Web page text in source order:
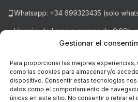
Gestionar el
Para proporcionar las mejores
como las cookies para almacenar y/o
dispositivo. Consentir estas tecnologías
datos como el comportamiento de
únicas en este sitio. No consentir o retirar el
Whatsapp: +34 699323435 (solo
Horario: de lunes a viernes de 9:00h.
20:30h . Sábados de 9:00h a 14:00h.
NOTICIAS RECIENTES